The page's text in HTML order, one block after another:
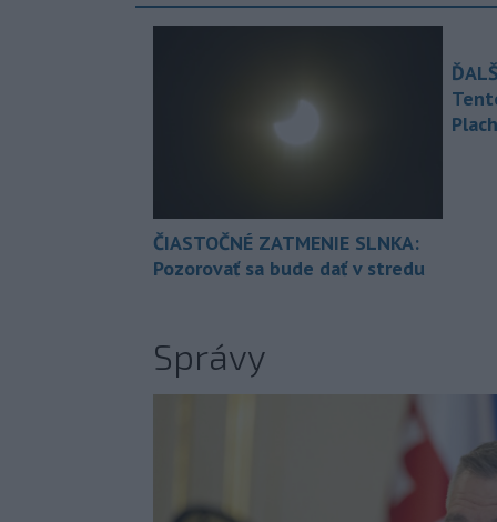
ČIASTOČNÉ ZATMENIE SLNKA:
Pozorovať sa bude dať v stredu
Správy